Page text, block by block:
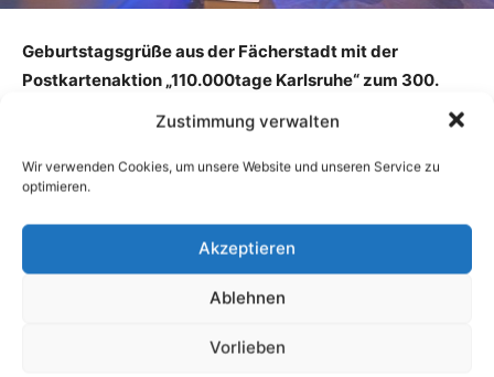
Zustimmung verwalten
Wir verwenden Cookies, um unsere Website und unseren Service zu
optimieren.
Akzeptieren
Ablehnen
Vorlieben